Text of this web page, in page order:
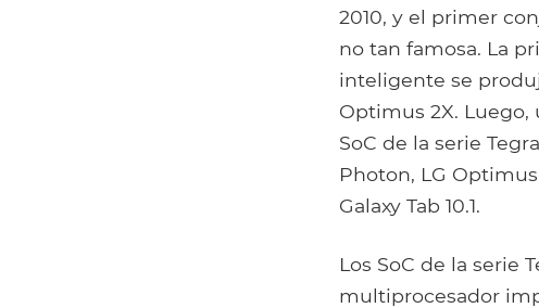
2010, y el primer
no tan famosa. La
inteligente se
Optimus 2X.
SoC de la serie
Photon, LG
Galaxy Tab 10.1.
Los SoC de la serie
multiprocesador